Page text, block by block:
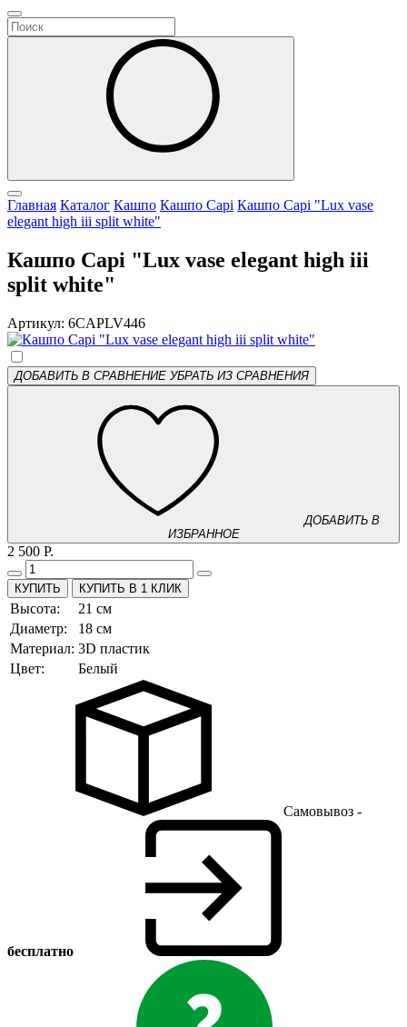
Главная Каталог Кашпо Кашпо Capi Кашпо Capi "Lux vase
elegant high iii split white"
Кашпо Capi "Lux vase elegant high iii
split white"
Артикул: 6CAPLV446
ДОБАВИТЬ В СРАВНЕНИЕ УБРАТЬ ИЗ СРАВНЕНИЯ
ДОБАВИТЬ В
ИЗБРАННОЕ
2 500 Р.
КУПИТЬ В 1 КЛИК
Высота:
21 см
Диаметр:
18 см
Материал: 3D пластик
Цвет:
Белый
Самовывоз -
бесплатно